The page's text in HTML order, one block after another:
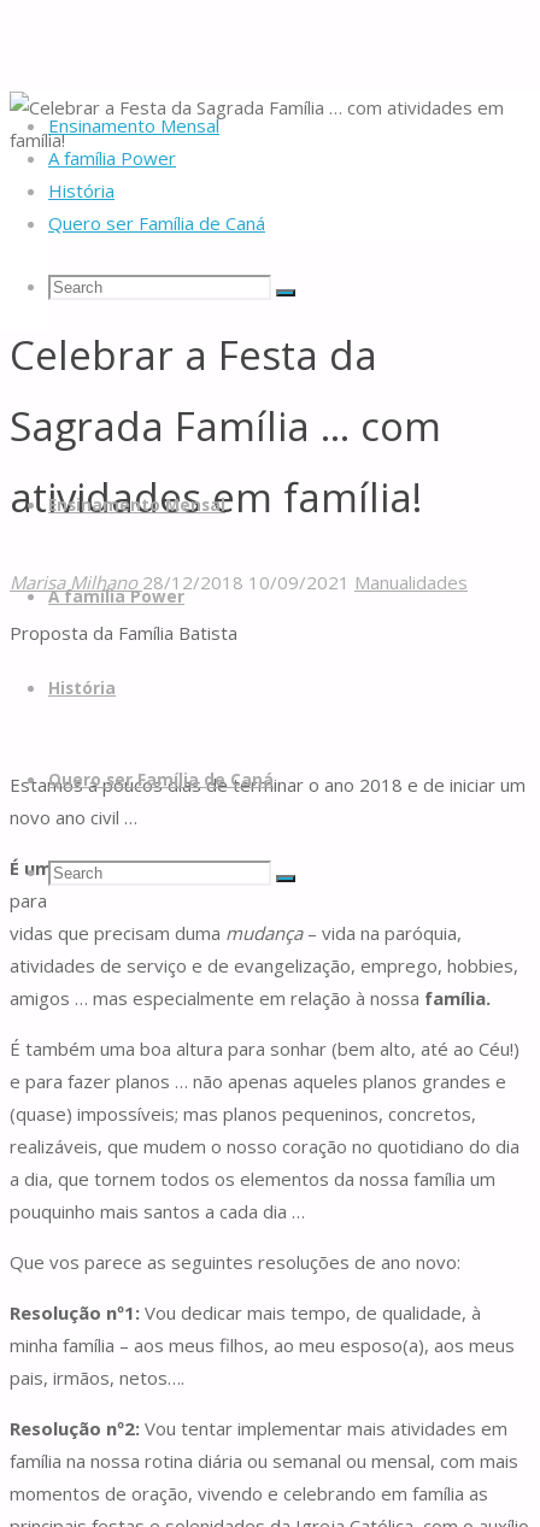
Ensinamento Mensal
A família Power
História
Quero ser Família de Caná
Search
Search
for:
Search
Famílias
de
Caná
to
Ensinamento Mensal
A família Power
História
Quero ser Família de Caná
Search
Search
for:
Search
Home
Recursos Manualidades
com atividades em família!
Celebrar a Festa da
Sagrada Família … com
atividades em família!
Marisa Milhano 28/12/2018 10/09/2021 Manualidades
Proposta da Família Batista
Estamos a poucos dias de terminar o ano 2018 e de iniciar um
novo ano civil …
É uma óptima altura para (re)avaliarmos a nossa vida,
para discernirmos com clareza quais as áreas nas nossas
vidas que precisam duma mudança– vida na paróquia,
atividades de serviço e de evangelização, emprego, hobbies,
amigos … mas especialmente em relação à nossa família.
É também uma boa altura para sonhar (bem alto, até ao Céu!)
e para fazer planos … não apenas aqueles planos grandes e
(quase) impossíveis; mas planos pequeninos, concretos,
realizáveis, que mudem o nosso coração no quotidiano do dia
a dia, que tornem todos os elementos da nossa família um
pouquinho mais santos a cada dia …
Que vos parece as seguintes resoluções de ano novo:
Resolução nº1: Vou dedicar mais tempo, de qualidade, à
minha família – aos meus filhos, ao meu esposo(a), aos meus
pais, irmãos, netos….
Resolução nº2: Vou tentar implementar mais atividades em
família na nossa rotina diária ou semanal ou mensal, com mais
momentos de oração, vivendo e celebrando em família as